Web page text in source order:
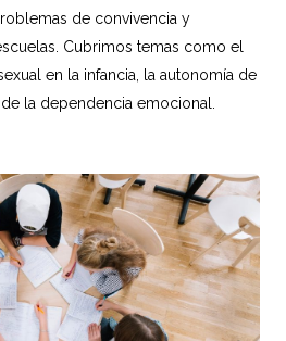
de convivencia y
Cubrimos temas como el
en la infancia, la autonomía de
la dependencia emocional.